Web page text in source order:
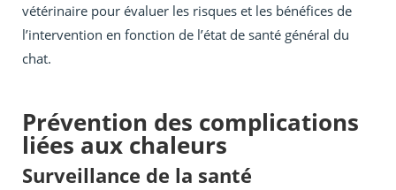
vétérinaire pour évaluer les risques et les bénéfices de
l’intervention en fonction de l’état de santé général du
chat.
Prévention des complications
liées aux chaleurs
Surveillance de la santé